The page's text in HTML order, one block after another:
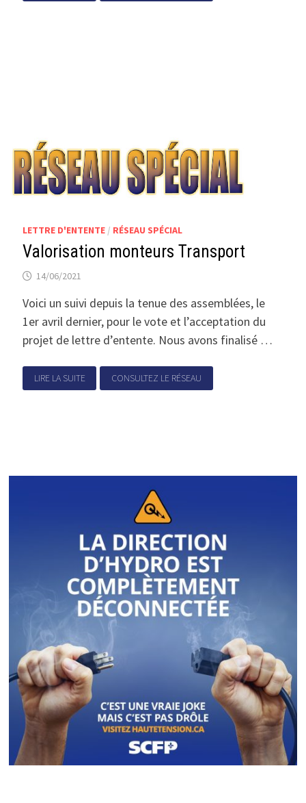
LETTRE D'ENTENTE/ RÉSEAU SPÉCIAL
Valorisation monteurs Transport
14/06/2021
Voici un suivi depuis la tenue des assemblées, le
1er avril dernier, pour le vote et l’acceptation du
projet de lettre d’entente. Nous avons finalisé …
LIRE LA SUITE CONSULTEZ LE RÉSEAU